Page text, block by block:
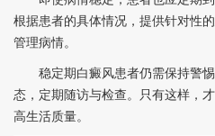
根据患者的具体情况，提供针对性
管理病情。
稳定期白癜风患者仍需保持警惕
态，定期随访与检查。只有这样，
高生活质量。